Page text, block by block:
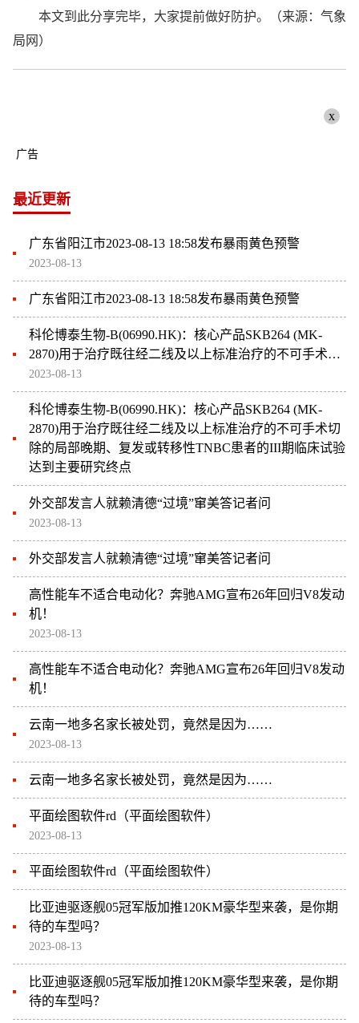
本文到此分享完毕，大家提前做好防护。（来源：气象
局网）
x
广告
最近更新
广东省阳江市2023-08-13 18:58发布暴雨黄色预警
2023-08-13
广东省阳江市2023-08-13 18:58发布暴雨黄色预警
科伦博泰生物-B(06990.HK)：核心产品SKB264 (MK-
2870)用于治疗既往经二线及以上标准治疗的不可手术切
除的局部晚期、复发或转移性TNBC患者的III期临床试验
达到主要研究终点
2023-08-13
科伦博泰生物-B(06990.HK)：核心产品SKB264 (MK-
2870)用于治疗既往经二线及以上标准治疗的不可手术切
除的局部晚期、复发或转移性TNBC患者的III期临床试验
达到主要研究终点
外交部发言人就赖清德“过境”窜美答记者问
2023-08-13
外交部发言人就赖清德“过境”窜美答记者问
高性能车不适合电动化？奔驰AMG宣布26年回归V8发动
机！
2023-08-13
高性能车不适合电动化？奔驰AMG宣布26年回归V8发动
机！
云南一地多名家长被处罚，竟然是因为……
2023-08-13
云南一地多名家长被处罚，竟然是因为……
平面绘图软件rd（平面绘图软件）
2023-08-13
平面绘图软件rd（平面绘图软件）
比亚迪驱逐舰05冠军版加推120KM豪华型来袭，是你期
待的车型吗？
2023-08-13
比亚迪驱逐舰05冠军版加推120KM豪华型来袭，是你期
待的车型吗？